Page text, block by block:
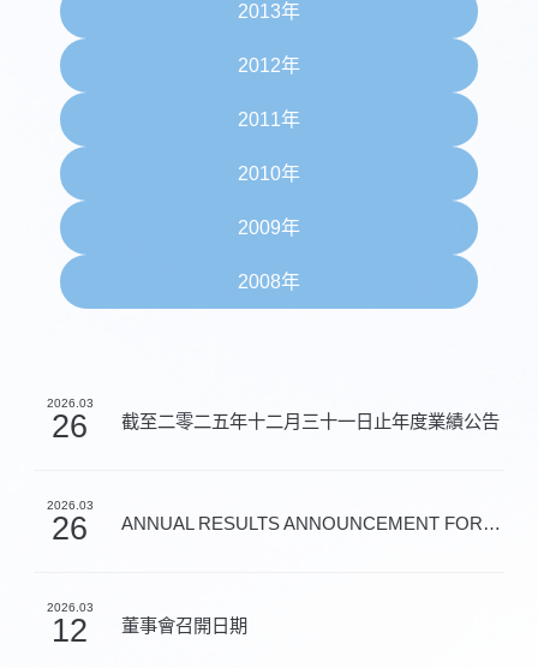
2013年
2012年
2011年
2010年
2009年
2008年
2026.03
26 截至二零二五年十二月三十一日止年度業績公告
2026.03
26 ANNUAL RESULTS ANNOUNCEMENT FOR THE YEAR ENDED 31 DEC...
2026.03
12 董事會召開日期